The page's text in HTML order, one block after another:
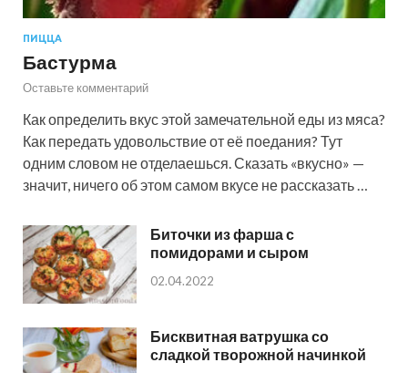
ПИЦЦА
Бастурма
Оставьте комментарий
Как определить вкус этой замечательной еды из мяса?
Как передать удовольствие от её поедания? Тут
одним словом не отделаешься. Сказать «вкусно» —
значит, ничего об этом самом вкусе не рассказать …
Биточки из фарша с
помидорами и сыром
02.04.2022
Бисквитная ватрушка со
сладкой творожной начинкой